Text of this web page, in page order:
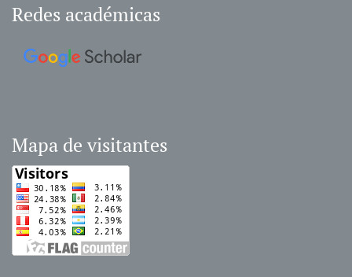
Redes académicas
Mapa de visitantes